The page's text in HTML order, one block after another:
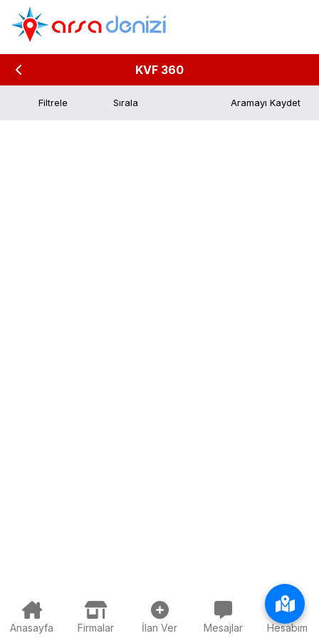
KVF 360
Filtrele Aramayı Kaydet
Anasayfa Firmalar İlan Ver Mesajlar Hesabım